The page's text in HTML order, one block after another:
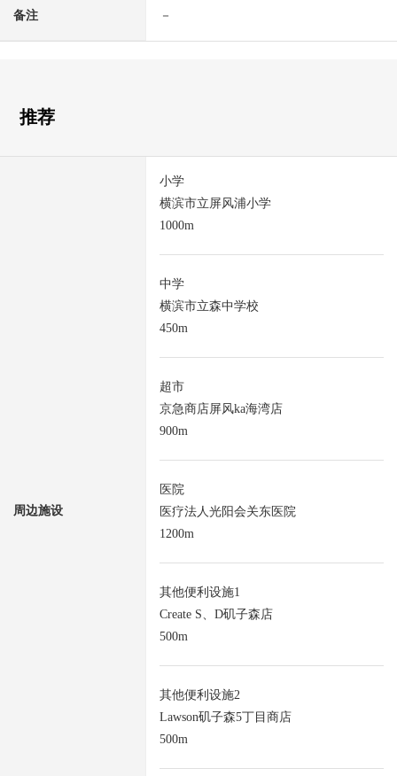
备注 －
推荐
周边施设
小学
横滨市立屏风浦小学
1000m
中学
横滨市立森中学校
450m
超市
京急商店屏风ka海湾店
900m
医院
医疗法人光阳会关东医院
1200m
其他便利设施1
Create S、D矶子森店
500m
其他便利设施2
Lawson矶子森5丁目商店
500m